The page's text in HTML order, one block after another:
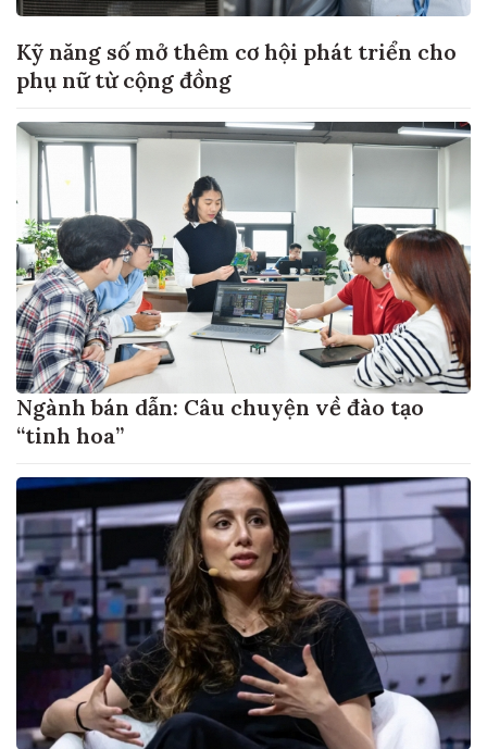
Kỹ năng số mở thêm cơ hội phát triển cho
phụ nữ từ cộng đồng
Ngành bán dẫn: Câu chuyện về đào tạo
“tinh hoa”